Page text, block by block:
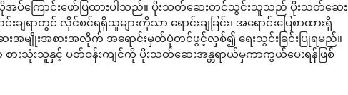
ပ်ကြောင်းဖော်ပြထားပါသည်။ ပိုးသတ်ဆေးတင်သွင်းသူသည် ပိုးသတ်ဆေး
ာင်းချရာတွင် လိုင်စင်ရရှိသူများကိုသာ ရောင်းချခြင်း၊ အရောင်းပြေစာထားရှိ
ေးအမျိုးအစားအလိုက် အရောင်းမှတ်ပုံတင်ဖွင့်လှစ်၍ ရေးသွင်းခြင်းပြုရမည်။
ားသုံးသူနှင့် ပတ်ဝန်းကျင်ကို ပိုးသတ်ဆေးအန္တရာယ်မှကာကွယ်ပေးရန်ဖြစ်